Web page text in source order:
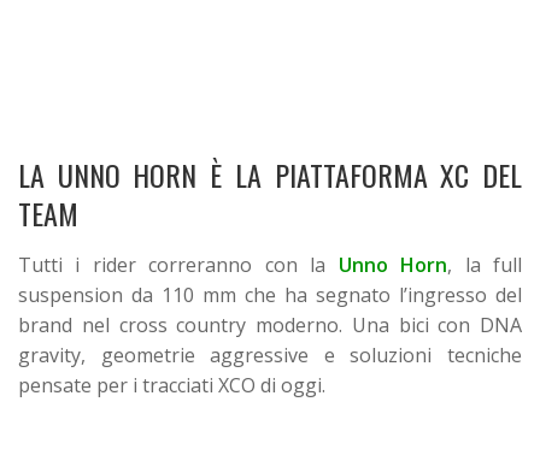
LA UNNO HORN È LA PIATTAFORMA XC DEL
TEAM
Tutti i rider correranno con la Unno Horn, la full
suspension da 110 mm che ha segnato l’ingresso del
brand nel cross country moderno. Una bici con DNA
gravity, geometrie aggressive e soluzioni tecniche
pensate per i tracciati XCO di oggi.